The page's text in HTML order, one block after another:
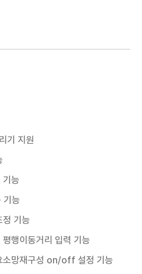
기 지원
능
기능
기능
행이동거리 입력 기능
소망재구성 on/off 설정 기능